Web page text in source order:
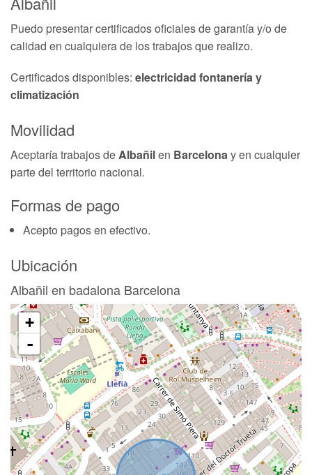
Puedo presentar certificados oficiales de garantía y/o de
calidad en cualquiera de los trabajos que realizo.
Certificados disponibles: electricidad fontanería y
climatización
Movilidad
Aceptaría trabajos deAlbañilen Barcelonay en cualquier
parte del territorio nacional.
Formas de pago
Acepto pagos en efectivo.
Ubicación
Albañil en badalona Barcelona
+
-